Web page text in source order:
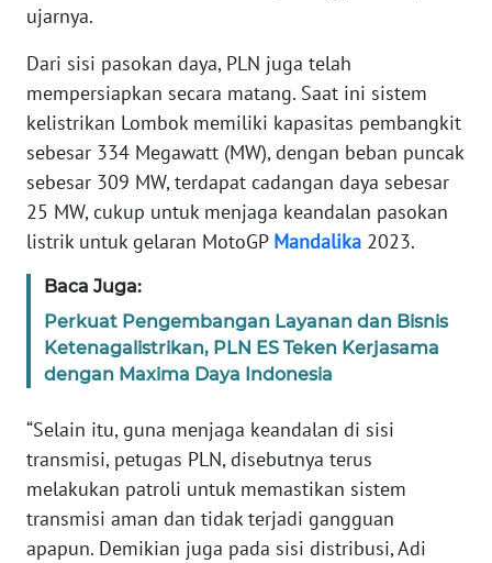
ujarnya.
Dari sisi pasokan daya, PLN juga telah
mempersiapkan secara matang. Saat ini sistem
kelistrikan Lombok memiliki kapasitas pembangkit
sebesar 334 Megawatt (MW), dengan beban puncak
sebesar 309 MW, terdapat cadangan daya sebesar
25 MW, cukup untuk menjaga keandalan pasokan
listrik untuk gelaran MotoGP Mandalika 2023.
Baca Juga:
Perkuat Pengembangan Layanan dan Bisnis
Ketenagalistrikan, PLN ES Teken Kerjasama
dengan Maxima Daya Indonesia
“Selain itu, guna menjaga keandalan di sisi
transmisi, petugas PLN, disebutnya terus
melakukan patroli untuk memastikan sistem
transmisi aman dan tidak terjadi gangguan
apapun. Demikian juga pada sisi distribusi, Adi
BARAT
WN
RIAU
SERAMBI
WN
WN
SULTRA
NTB
WN
SULTENG